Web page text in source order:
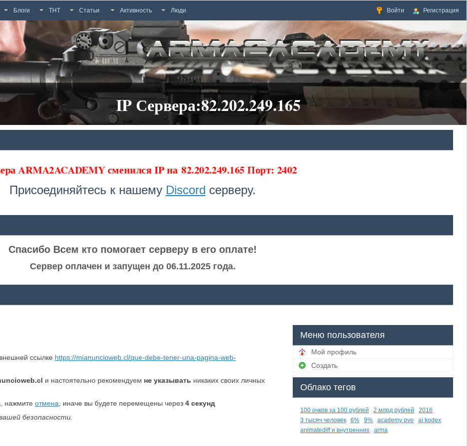
Блоги ТНТ Статьи Активность Люди Войти Регистрация
IP Сервера:82.202.249.165
ARMA2ACADEMY сменился IP на82.202.249.165 Порт: 2402
Присоединяйтесь к нашему Discord серверу.
Спасибо Всем кто помогает серверу в его оплате!
Сервер оплачен и запущен до 06.11.2025 года.
ссылке https://mianuncioweb.cl/que-debe-tener-una-pagina-web-
и настоятельно рекомендуем не указывать никаких своих личных
нажмите отмена , иначе вы будете перемещены через 4секунд
безопасности.
Меню пользователя
Мой профиль
Создать
Облако тегов
100 очков за 100 рублей 2 млрд рублей
2016
3 тысяч человек
6% 9% academy pve
ai kodex
animatediff и внутренних
arma